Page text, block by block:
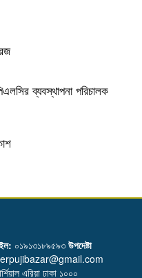
ব্যবস্থাপনা পরিচালক
০১৯১৩১৮৯৫৯৩ উপদেষ্টা
এরিয়া ঢাকা ১০০০